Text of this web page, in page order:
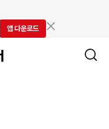
앱 다운로드